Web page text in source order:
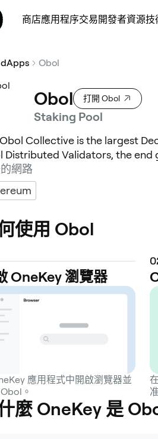
商店應用程序交易開發者資源技
Obol
Obol 打開 Obol
Staking Pool
Collective is the largest
Distributed Validators, the end
網路
使用 Obol
OneKey 瀏覽器
應用程式中開啟瀏覽器並
。
0
麼 OneKey 是